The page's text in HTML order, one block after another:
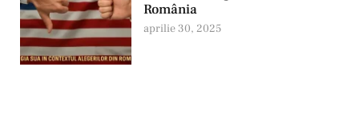
România
aprilie 30, 2025